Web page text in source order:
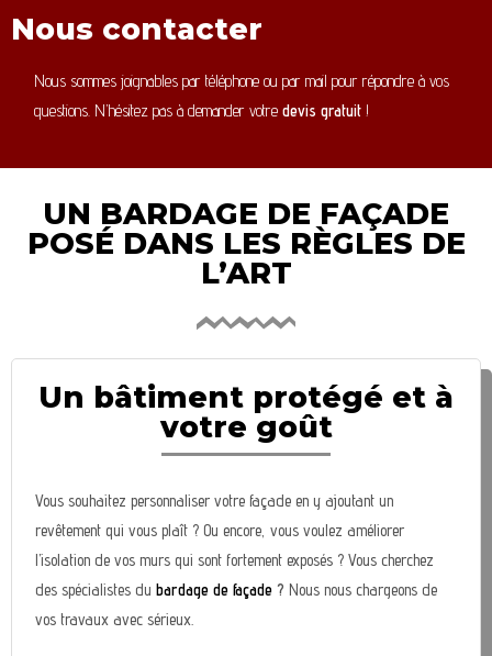
Nous contacter
Nous sommes joignables par téléphone ou par mail pour répondre à vos
questions. N’hésitez pas à demander votredevis gratuit !
UN BARDAGE DE FAÇADE
POSÉ DANS LES RÈGLES DE
L’ART
Un bâtiment protégé et à
votre goût
Vous souhaitez personnaliser votre façade en y ajoutant un
revêtement qui vous plaît ? Ou encore, vous voulez améliorer
l’isolation de vos murs qui sont fortement exposés ? Vous cherchez
des spécialistes dubardage de façade ? Nous nous chargeons de
vos travaux avec sérieux.